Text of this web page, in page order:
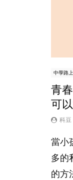
中學路上
青
可
科豆
當小
多的
的方